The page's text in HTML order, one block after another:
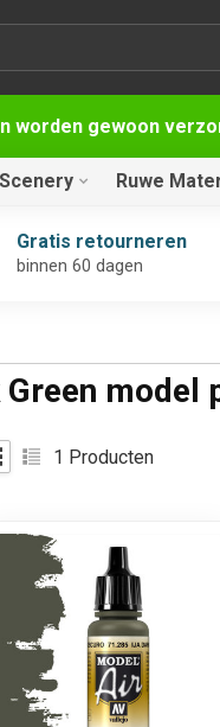
worden gewoon
Scenery Ruwe
Gratis retourneren
binnen 60 dagen
model
1 Producten